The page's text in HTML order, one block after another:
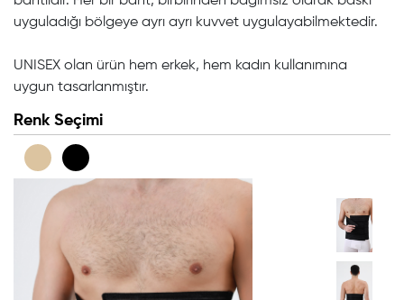
uyguladığı bölgeye ayrı ayrı kuvvet uygulayabilmektedir.
UNISEX olan ürün hem erkek, hem kadın kullanımına
uygun tasarlanmıştır.
Renk Seçimi